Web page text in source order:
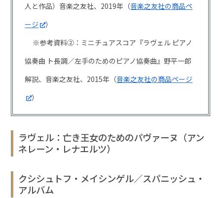
人と作品）音楽之友社、2019年（音楽之友社の商品ペ
ージ
）
※参考資料②：ミニチュアスコア『ラヴェル ピアノ
協奏曲 ト長調／左手のためのピアノ協奏曲』野平一郎
解説、音楽之友社、2015年（音楽之友社の商品ページ
）
ラヴェル：亡き王女のためのパヴァーヌ（アン
ネレーン・レナエルツ）
クシシュトフ・メイシンゲル／スパニッシュ・
アルバム